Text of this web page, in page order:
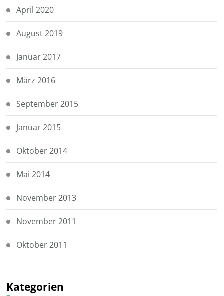
April 2020
August 2019
Januar 2017
März 2016
September 2015
Januar 2015
Oktober 2014
Mai 2014
November 2013
November 2011
Oktober 2011
Kategorien